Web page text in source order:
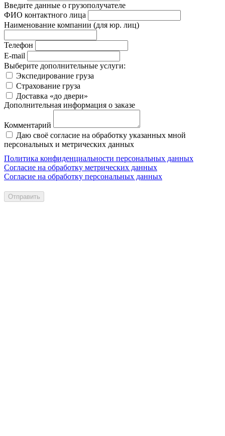
Введите данные о грузополучателе
ФИО контактного лица
Наименование компании (для юр. лиц)
Телефон
E-mail
Выберите дополнительные услуги:
Экспедирование груза
Страхование груза
Доставка «до двери»
Дополнительная информация о заказе
Комментарий
Даю своё согласие на обработку указанных мной
персональных и метрических данных
Политика конфиденциальности персональных данных
Согласие на обработку метрических данных
Согласие на обработку персональных данных
Отправить